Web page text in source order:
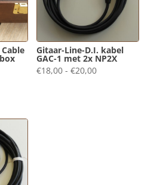
Gitaar-Line-D.I. kabel
GAC-1 met 2x NP2X
€18,00 - €20,00Prijsklasse: